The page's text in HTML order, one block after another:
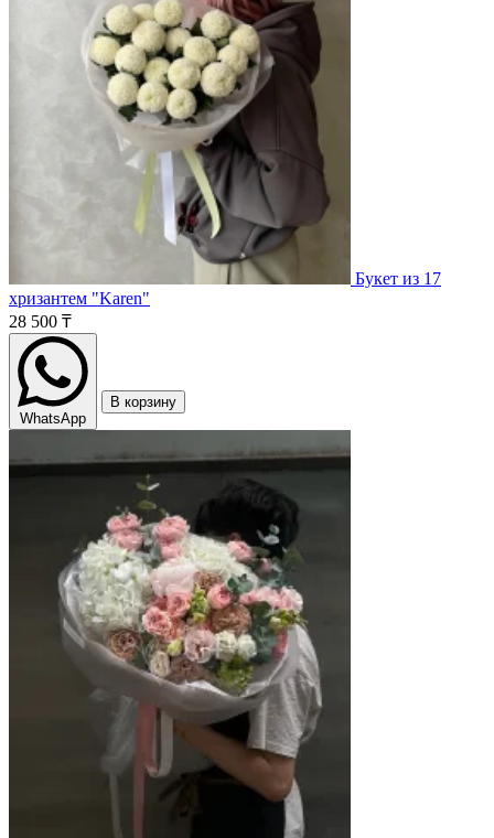
Букет из 17
хризантем "Karen"
28 500 ₸
WhatsApp
В корзину